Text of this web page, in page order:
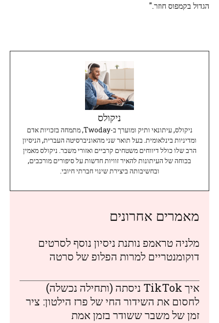
הגדול בקמפוס חוזר."
ניקולס
ניקולס, עיתונאי ותיק ומוערך ב-Twoday, מתמחה בזכויות אדם
ומדיניות בינלאומית. בעל תואר שני מהאוניברסיטה העברית, הניסיון
הרב שלו כולל דיווחים משטחים קרביים ואזורי משבר. ניקולס מאמין
בכוחה של העיתונות להאיר זוויות חדשות על סיפורים מורכבים,
ובחשיבותה ביצירת שינוי חברתי חיובי.
מאמרים אחרונים
מלניה טראמפ נותנת ניסיון נוסף לסרטים
דוקומנטריים למרות הפלופ של סרטה
איך TikTok ניסתה (ותחילה נכשלה)
לחסום את השידור החי של פרז הילטון: ציר
זמן של משבר ששודר בזמן אמת